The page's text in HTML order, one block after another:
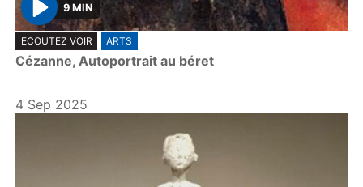
P
l
a
9 MIN
ECOUTEZ VOIR ARTS
Cézanne, Autoportrait au béret
4 Sep 2025